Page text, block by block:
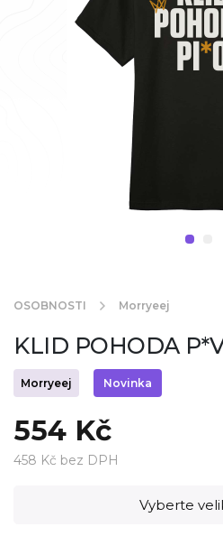
OSOBNOSTI Morryeej
KLID POHODA
Morryeej Novinka
554 Kč
458 Kč bez DPH
Vyberte